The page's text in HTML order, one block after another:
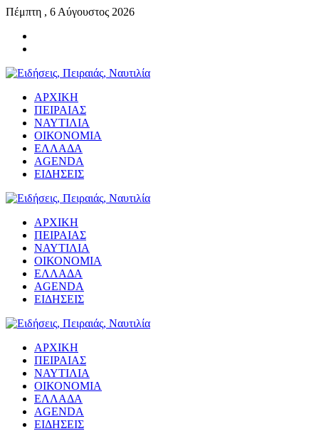
Πέμπτη , 6 Αύγουστος 2026
ΑΡΧΙΚΗ
ΠΕΙΡΑΙΑΣ
ΝΑΥΤΙΛΙΑ
ΟΙΚΟΝΟΜΙΑ
ΕΛΛΑΔΑ
AGENDA
ΕΙΔΗΣΕΙΣ
ΑΡΧΙΚΗ
ΠΕΙΡΑΙΑΣ
ΝΑΥΤΙΛΙΑ
ΟΙΚΟΝΟΜΙΑ
ΕΛΛΑΔΑ
AGENDA
ΕΙΔΗΣΕΙΣ
ΑΡΧΙΚΗ
ΠΕΙΡΑΙΑΣ
ΝΑΥΤΙΛΙΑ
ΟΙΚΟΝΟΜΙΑ
ΕΛΛΑΔΑ
AGENDA
ΕΙΔΗΣΕΙΣ